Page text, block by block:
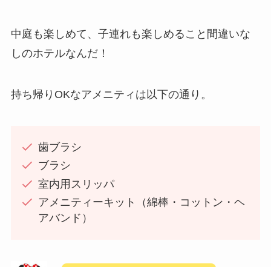
中庭も楽しめて、子連れも楽しめること間違いな
しのホテルなんだ！
持ち帰りOKなアメニティは以下の通り。
歯ブラシ
ブラシ
室内用スリッパ
アメニティーキット（綿棒・コットン・ヘ
アバンド）